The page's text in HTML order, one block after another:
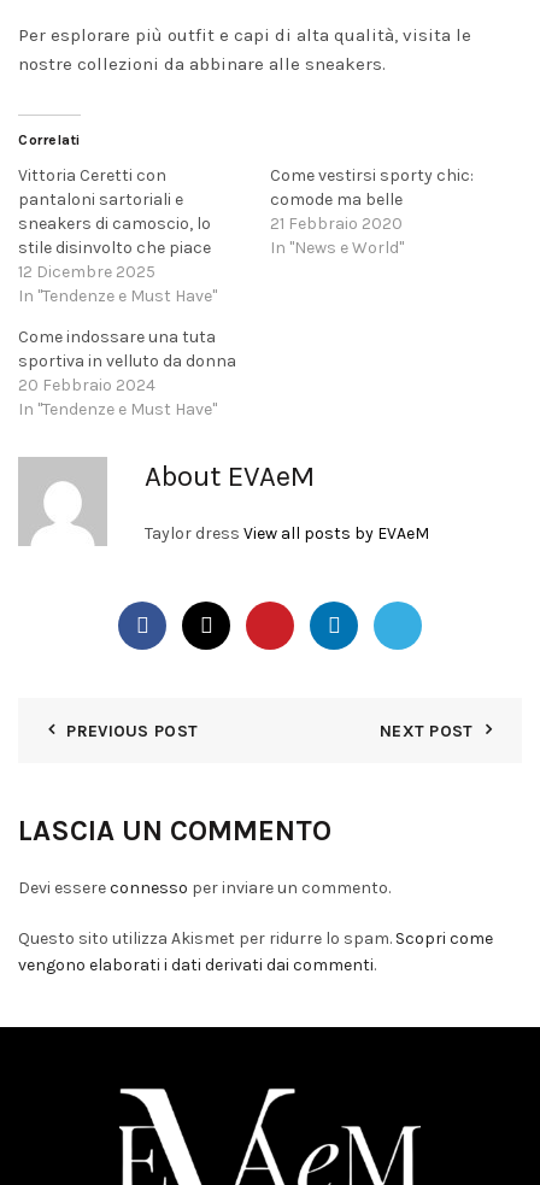
Per esplorare più outfit e capi di alta qualità, visita le
nostre collezioni da abbinare alle sneakers.
Correlati
Vittoria Ceretti con
pantaloni sartoriali e
sneakers di camoscio, lo
stile disinvolto che piace
12 Dicembre 2025
In "Tendenze e Must Have"
Come vestirsi sporty chic:
comode ma belle
21 Febbraio 2020
In "News e World"
Come indossare una tuta
sportiva in velluto da donna
20 Febbraio 2024
In "Tendenze e Must Have"
About EVAeM
Taylor dress View all posts by EVAeM
PREVIOUS POST NEXT POST
LASCIA UN COMMENTO
Devi essereconnesso per inviare un commento.
Questo sito utilizza Akismet per ridurre lo spam. Scopri come
vengono elaborati i dati derivati dai commenti.